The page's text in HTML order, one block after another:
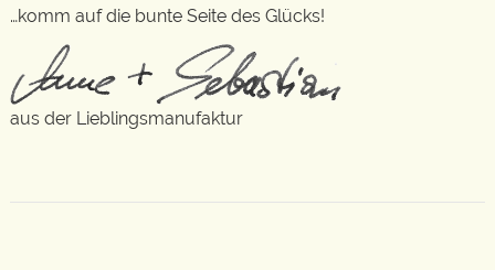
…komm auf die bunte Seite des Glücks!
aus der Lieblingsmanufaktur